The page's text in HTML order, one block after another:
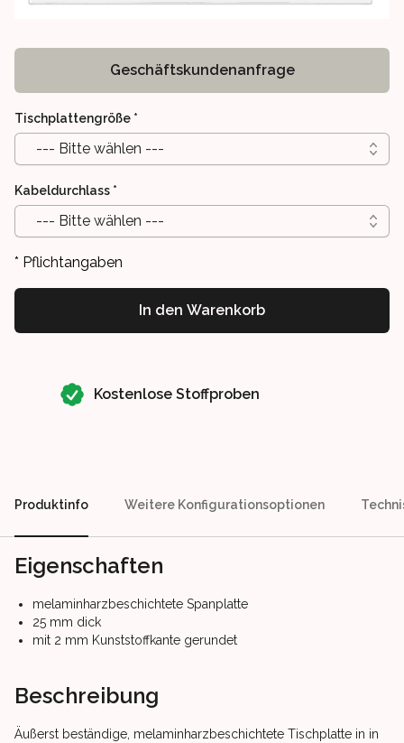
Geschäftskundenanfrage
Tischplattengröße *
--- Bitte wählen ---
Kabeldurchlass *
--- Bitte wählen ---
* Pflichtangaben
In den Warenkorb
Kostenlose Stoffproben
Produktinfo Weitere Konfigurationsoptionen
Eigenschaften
melaminharzbeschichtete Spanplatte
25 mm dick
mit 2 mm Kunststoffkante gerundet
Beschreibung
Äußerst beständige, melaminharzbeschichtete Tischplatte in in